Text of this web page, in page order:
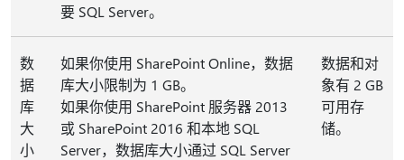
要 SQL Server。
数
据
库
大
小
如果你使用 SharePoint Online，数据
库大小限制为 1 GB。
如果你使用 SharePoint 服务器 2013
或 SharePoint 2016 和本地 SQL
Server，数据库大小通过 SQL Server
数据和对
象有 2 GB
可用存
储。